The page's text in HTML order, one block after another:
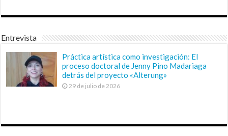
Entrevista
Práctica artística como investigación: El
proceso doctoral de Jenny Pino Madariaga
detrás del proyecto «Alterung»
29 de julio de 2026